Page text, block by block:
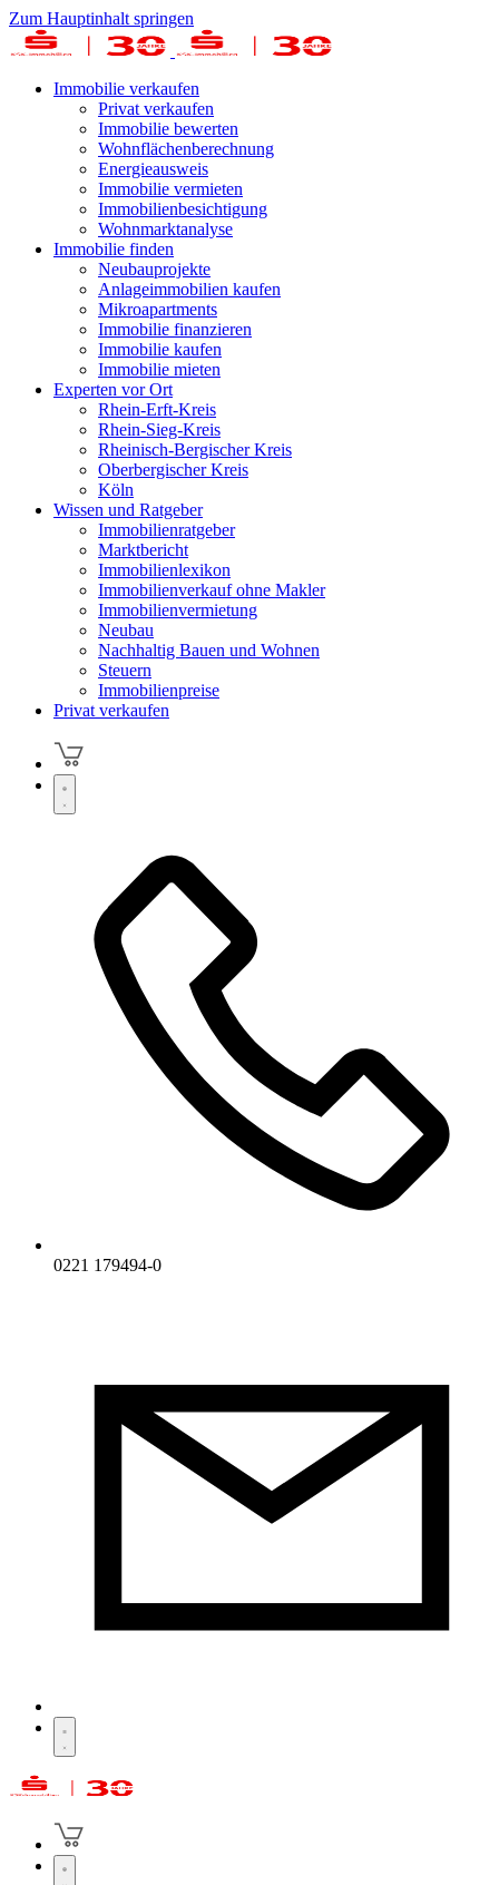
Zum Hauptinhalt springen
Immobilie verkaufen
Privat verkaufen
Immobilie bewerten
Wohnflächenberechnung
Energieausweis
Immobilie vermieten
Immobilienbesichtigung
Wohnmarktanalyse
Immobilie finden
Neubauprojekte
Anlageimmobilien kaufen
Mikroapartments
Immobilie finanzieren
Immobilie kaufen
Immobilie mieten
Experten vor Ort
Rhein-Erft-Kreis
Rhein-Sieg-Kreis
Rheinisch-Bergischer Kreis
Oberbergischer Kreis
Köln
Wissen und Ratgeber
Immobilienratgeber
Marktbericht
Immobilienlexikon
Immobilienverkauf ohne Makler
Immobilienvermietung
Neubau
Nachhaltig Bauen und Wohnen
Steuern
Immobilienpreise
Privat verkaufen
0221 179494-0